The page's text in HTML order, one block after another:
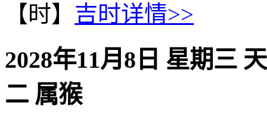
【时】 吉时详情>>
2028年11月8日 星期三
二 属猴